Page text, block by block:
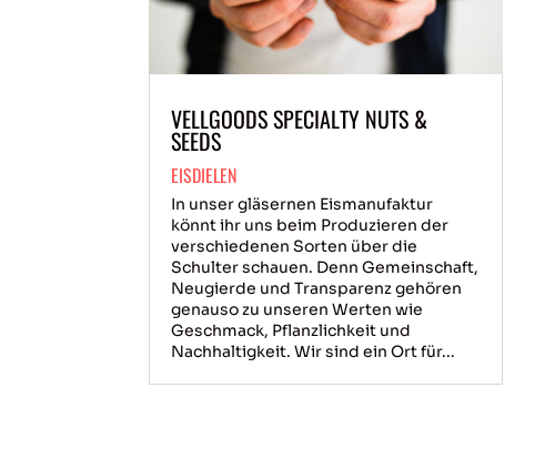
VELLGOODS SPECIALTY NUTS &
SEEDS
EISDIELEN
In unser gläsernen Eismanufaktur
könnt ihr uns beim Produzieren der
verschiedenen Sorten über die
Schulter schauen. Denn Gemeinschaft,
Neugierde und Transparenz gehören
genauso zu unseren Werten wie
Geschmack, Pflanzlichkeit und
Nachhaltigkeit. Wir sind ein Ort für...